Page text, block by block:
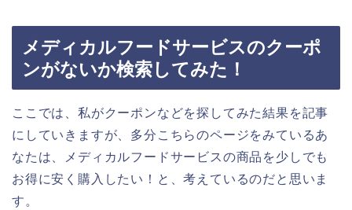
メディカルフードサービスのクーポ
ンがないか検索してみた！
ここでは、私がクーポンなどを探してみた結果を記事
にしていきますが、多分こちらのページをみているあ
なたは、メディカルフードサービスの商品を少しでも
お得に安く購入したい！と、考えているのだと思いま
す。